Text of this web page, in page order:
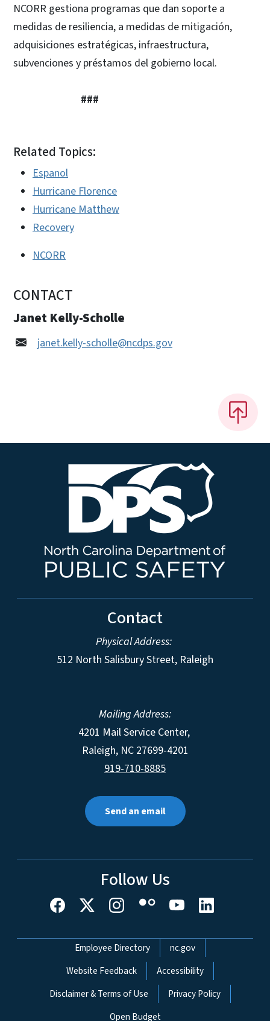
NCORR gestiona programas que dan soporte a
medidas de resiliencia, a medidas de mitigación,
adquisiciones estratégicas, infraestructura,
subvenciones y préstamos del gobierno local.
###
Related Topics:
Espanol
Hurricane Florence
Hurricane Matthew
Recovery
NCORR
CONTACT
Janet Kelly-Scholle
janet.kelly-scholle@ncdps.gov
Contact
Physical Address:
512 North Salisbury Street, Raleigh
Mailing Address:
4201 Mail Service Center,
Raleigh, NC 27699-4201
919-710-8885
Send an email
Follow Us
Network Menu
Employee Directory
nc.gov
Website Feedback
Accessibility
Disclaimer & Terms of Use
Privacy Policy
Open Budget